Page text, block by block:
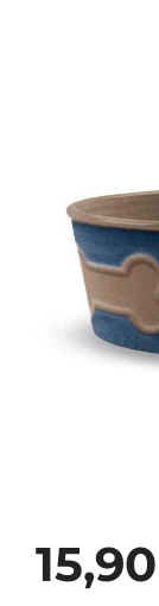
15,90